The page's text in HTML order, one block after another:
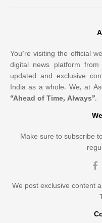
You’re visiting the official
digital news platform
updated and exclusive
India as a whole. We, at
“Ahead of Time, Always”.
Make sure to subscribe
We post exclusive content